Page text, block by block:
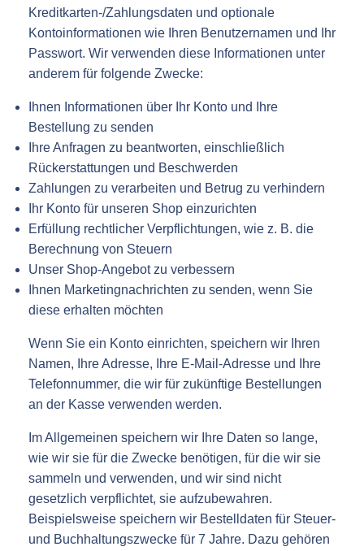
Kreditkarten-/Zahlungsdaten und optionale
Kontoinformationen wie Ihren Benutzernamen und Ihr
Passwort. Wir verwenden diese Informationen unter
anderem für folgende Zwecke:
Ihnen Informationen über Ihr Konto und Ihre
Bestellung zu senden
Ihre Anfragen zu beantworten, einschließlich
Rückerstattungen und Beschwerden
Zahlungen zu verarbeiten und Betrug zu verhindern
Ihr Konto für unseren Shop einzurichten
Erfüllung rechtlicher Verpflichtungen, wie z. B. die
Berechnung von Steuern
Unser Shop-Angebot zu verbessern
Ihnen Marketingnachrichten zu senden, wenn Sie
diese erhalten möchten
Wenn Sie ein Konto einrichten, speichern wir Ihren
Namen, Ihre Adresse, Ihre E-Mail-Adresse und Ihre
Telefonnummer, die wir für zukünftige Bestellungen
an der Kasse verwenden werden.
Im Allgemeinen speichern wir Ihre Daten so lange,
wie wir sie für die Zwecke benötigen, für die wir sie
sammeln und verwenden, und wir sind nicht
gesetzlich verpflichtet, sie aufzubewahren.
Beispielsweise speichern wir Bestelldaten für Steuer-
und Buchhaltungszwecke für 7 Jahre. Dazu gehören